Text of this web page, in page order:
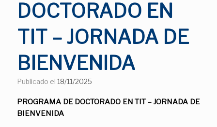
DOCTORADO EN
TIT – JORNADA DE
BIENVENIDA
Publicado el 18/11/2025
PROGRAMA DE DOCTORADO EN TIT – JORNADA DE
BIENVENIDA